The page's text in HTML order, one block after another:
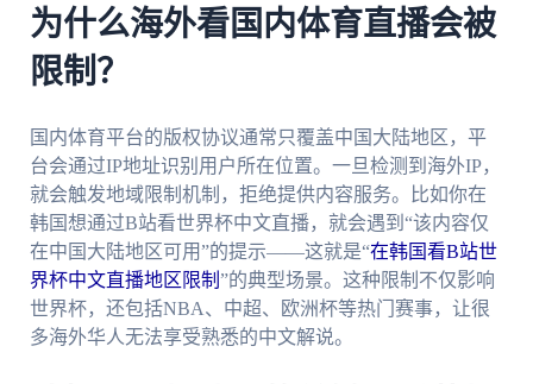
为什么海外看国内体育直播会被
限制？
国内体育平台的版权协议通常只覆盖中国大陆地区，平
台会通过IP地址识别用户所在位置。一旦检测到海外IP，
就会触发地域限制机制，拒绝提供内容服务。比如你在
韩国想通过B站看世界杯中文直播，就会遇到“该内容仅
在中国大陆地区可用”的提示——这就是“在韩国看B站世
界杯中文直播地区限制 ”的典型场景。这种限制不仅影响
世界杯，还包括NBA、中超、欧洲杯等热门赛事，让很
多海外华人无法享受熟悉的中文解说。